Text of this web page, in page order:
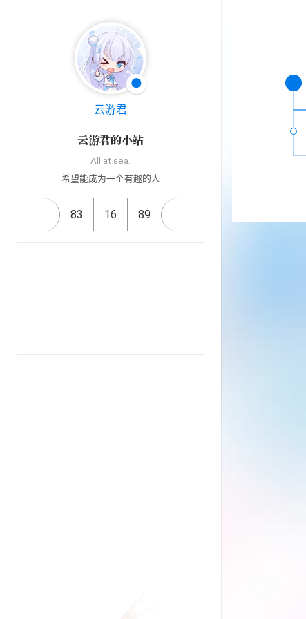
🌑
云游君
云游君的小站
All at sea.
希望能成为一个有趣的人
83 16 89